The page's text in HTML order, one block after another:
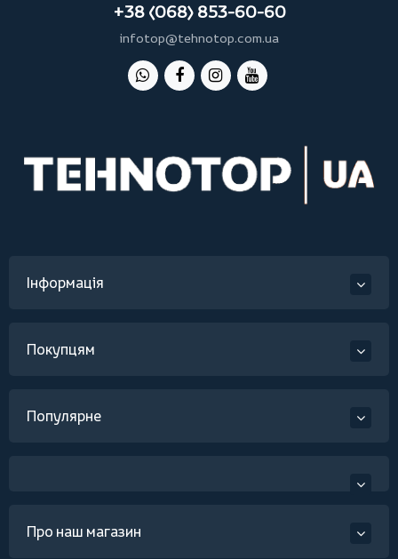
+38 (068) 853-60-60
infotop@tehnotop.com.ua
Інформація
Покупцям
Популярне
Про наш магазин